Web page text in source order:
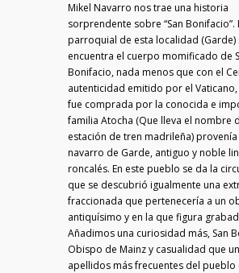
Mikel Navarro nos trae una historia
sorprendente sobre “San Bonifacio”.
parroquial de esta localidad (Garde)
encuentra el cuerpo momificado de
Bonifacio, nada menos que con el
autenticidad emitido por el
fue comprada por la conocida e
familia Atocha (Que lleva el nombre
estación de tren madrileña)
navarro de Garde, antiguo y noble
roncalés. En este pueblo se da la
que se descubrió igualmente una
fraccionada que pertenecería a un
antiquísimo y en la que figura
Añadimos una curiosidad más, San
Obispo de Mainz y casualidad que
apellidos más frecuentes del pueblo